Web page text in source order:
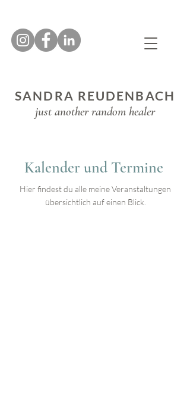
SANDRA REUDENBACH
just another random healer
Kalender und Termine
Hier findest du alle meine Veranstaltungen
übersichtlich auf einen Blick.